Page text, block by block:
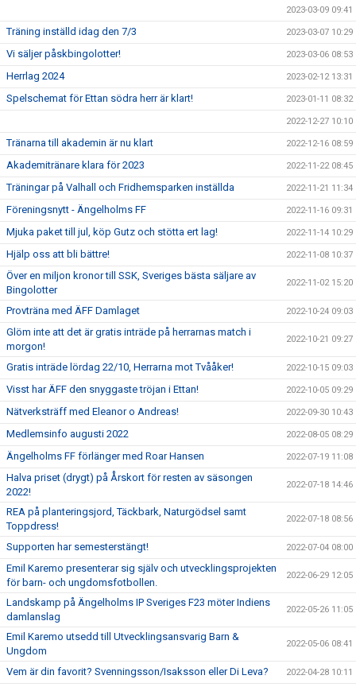
2023-03-09 09:41
Träning inställd idag den 7/3 2023-03-07 10:29
Vi säljer påskbingolotter! 2023-03-06 08:53
Herrlag 2024 2023-02-12 13:31
Spelschemat för Ettan södra herr är klart! 2023-01-11 08:32
2022-12-27 10:10
Tränarna till akademin är nu klart 2022-12-16 08:59
Akademitränare klara för 2023 2022-11-22 08:45
Träningar på Valhall och Fridhemsparken inställda 2022-11-21 11:34
Föreningsnytt - Ängelholms FF 2022-11-16 09:31
Mjuka paket till jul, köp Gutz och stötta ert lag! 2022-11-14 10:29
Hjälp oss att bli bättre! 2022-11-08 10:37
Över en miljon kronor till SSK, Sveriges bästa säljare av
Bingolotter
2022-11-02 15:20
Provträna med ÄFF Damlaget 2022-10-24 09:03
Glöm inte att det är gratis inträde på herrarnas match i
morgon!
2022-10-21 09:27
Gratis inträde lördag 22/10, Herrarna mot Tvååker! 2022-10-15 09:03
Visst har ÄFF den snyggaste tröjan i Ettan! 2022-10-05 09:29
Nätverksträff med Eleanor o Andreas! 2022-09-30 10:43
Medlemsinfo augusti 2022 2022-08-05 08:29
Ängelholms FF förlänger med Roar Hansen 2022-07-19 11:08
Halva priset (drygt) på Årskort för resten av säsongen
2022!
2022-07-18 14:46
REA på planteringsjord, Täckbark, Naturgödsel samt
Toppdress!
2022-07-18 08:56
Supporten har semesterstängt! 2022-07-04 08:00
Emil Karemo presenterar sig själv och utvecklingsprojekten
för barn- och ungdomsfotbollen.
2022-06-29 12:05
Landskamp på Ängelholms IP Sveriges F23 möter Indiens
damlanslag
2022-05-26 11:05
Emil Karemo utsedd till Utvecklingsansvarig Barn &
Ungdom
2022-05-06 08:41
Vem är din favorit? Svenningsson/Isaksson eller Di Leva? 2022-04-28 10:11